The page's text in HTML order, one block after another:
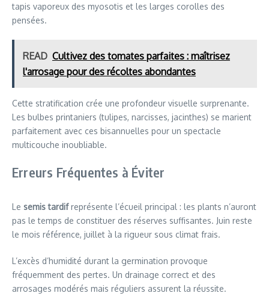
tapis vaporeux des myosotis et les larges corolles des
pensées.
READ Cultivez des tomates parfaites : maîtrisez
l'arrosage pour des récoltes abondantes
Cette stratification crée une profondeur visuelle surprenante.
Les bulbes printaniers (tulipes, narcisses, jacinthes) se marient
parfaitement avec ces bisannuelles pour un spectacle
multicouche inoubliable.
Erreurs Fréquentes à Éviter
Le semis tardifreprésente l’écueil principal : les plants n’auront
pas le temps de constituer des réserves suffisantes. Juin reste
le mois référence, juillet à la rigueur sous climat frais.
L’excès d’humidité durant la germination provoque
fréquemment des pertes. Un drainage correct et des
arrosages modérés mais réguliers assurent la réussite.